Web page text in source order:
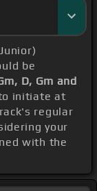
be
D, Gm and
initiate at
regular
your
with the